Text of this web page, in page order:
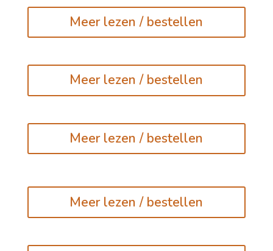
Meer lezen / bestellen
Meer lezen / bestellen
Meer lezen / bestellen
Meer lezen / bestellen